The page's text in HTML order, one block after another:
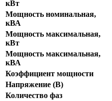
кВт
Мощность номинальная,
кВА
Мощность максимальная,
кВт
Мощность максимальная,
кВА
Коэффициент мощности
Напряжение (В)
Количество фаз